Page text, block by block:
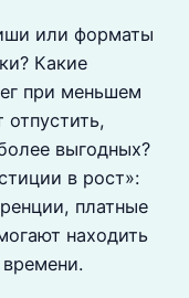
или форматы
Какие
при меньшем
отпустить,
выгодных?
в рост»:
платные
находить